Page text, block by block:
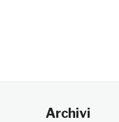
Archivi